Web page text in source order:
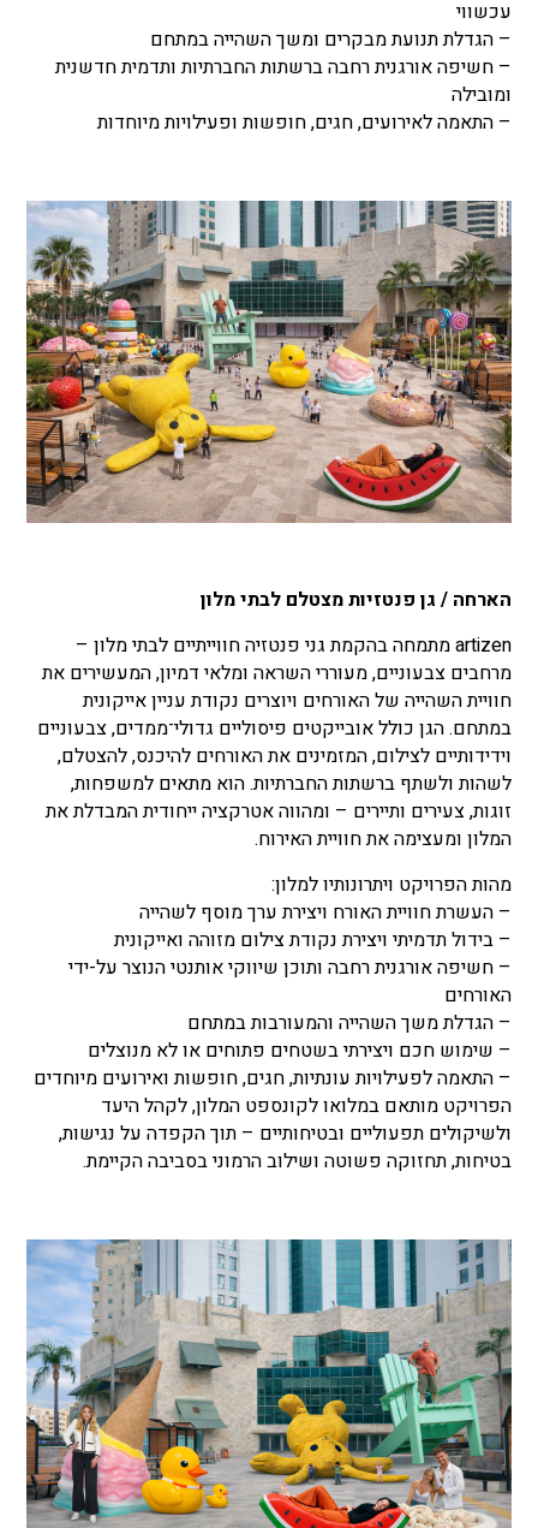
עכשווי
– הגדלת תנועת מבקרים ומשך השהייה במתחם
– חשיפה אורגנית רחבה ברשתות החברתיות ותדמית חדשנית
ומובילה
– התאמה לאירועים, חגים, חופשות ופעילויות מיוחדות
הארחה / גן פנטזיות מצטלם לבתי מלון
artizen מתמחה בהקמת גני פנטזיה חווייתיים לבתי מלון –
מרחבים צבעוניים, מעוררי השראה ומלאי דמיון, המעשירים את
חוויית השהייה של האורחים ויוצרים נקודת עניין אייקונית
במתחם. הגן כולל אובייקטים פיסוליים גדולי־ממדים, צבעוניים
וידידותיים לצילום, המזמינים את האורחים להיכנס, להצטלם,
לשהות ולשתף ברשתות החברתיות. הוא מתאים למשפחות,
זוגות, צעירים ותיירים – ומהווה אטרקציה ייחודית המבדלת את
המלון ומעצימה את חוויית האירוח.
מהות הפרויקט ויתרונותיו למלון:
– העשרת חוויית האורח ויצירת ערך מוסף לשהייה
– בידול תדמיתי ויצירת נקודת צילום מזוהה ואייקונית
– חשיפה אורגנית רחבה ותוכן שיווקי אותנטי הנוצר על-ידי
האורחים
– הגדלת משך השהייה והמעורבות במתחם
– שימוש חכם ויצירתי בשטחים פתוחים או לא מנוצלים
– התאמה לפעילויות עונתיות, חגים, חופשות ואירועים מיוחדים
הפרויקט מותאם במלואו לקונספט המלון, לקהל היעד
ולשיקולים תפעוליים ובטיחותיים – תוך הקפדה על נגישות,
בטיחות, תחזוקה פשוטה ושילוב הרמוני בסביבה הקיימת.